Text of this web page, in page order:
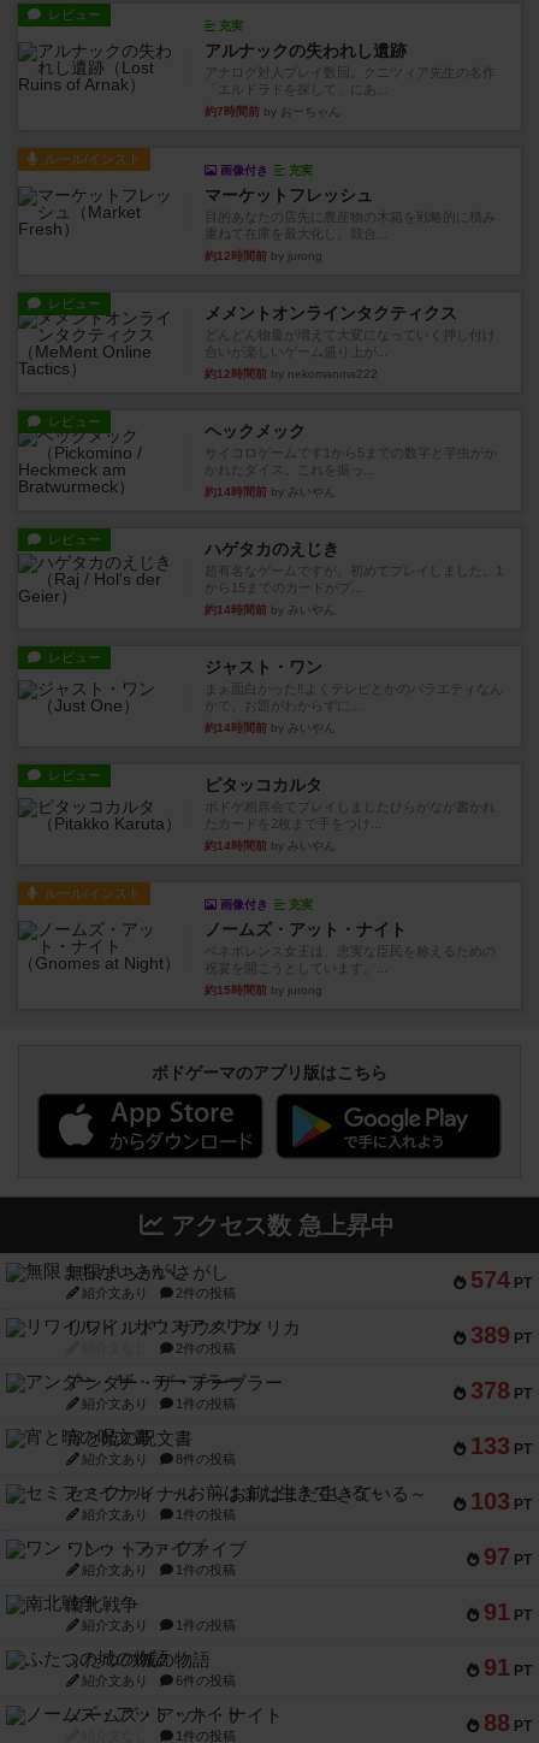
レビュー
充実
アルナックの失われし遺跡
アナログ対人プレイ数回。クニツィア先生の名作
「エルドラドを探して」にあ...
約7時間前 by おーちゃん
ルール/インスト
画像付き 充実
マーケットフレッシュ
目的あなたの店先に農産物の木箱を戦略的に積み
重ねて在庫を最大化し、競合...
約12時間前 by jurong
レビュー メメントオンラインタクティクス
どんどん物量が増えて大変になっていく押し付け
合いが楽しいゲーム盛り上が...
約12時間前 by nekomanma222
レビュー ヘックメック
サイコロゲームです1から5までの数字と芋虫がか
かれたダイス。これを振っ...
約14時間前 by みいやん
レビュー ハゲタカのえじき
超有名なゲームですが、初めてプレイしました。1
から15までのカードがプ...
約14時間前 by みいやん
レビュー ジャスト・ワン
まぁ面白かった‼️よくテレビとかのバラエティなん
かで、お題がわからずに...
約14時間前 by みいやん
レビュー ピタッコカルタ
ボドゲ相席会でプレイしましたひらがなが書かれ
たカードを2枚まで手をつけ...
約14時間前 by みいやん
ルール/インスト
画像付き 充実
ノームズ・アット・ナイト
ベネボレンス女王は、忠実な臣民を称えるための
祝宴を開こうとしています。...
約15時間前 by jurong
ボドゲーマのアプリ版はこちら
アクセス数 急上昇中
574 PT
無限まちがいさがし
紹介文あり 2件の投稿
389 PT
リワイルド：サウスアメリカ
2件の投稿
378 PT
アンダー・ザ・テーブラー
紹介文あり 1件の投稿
133 PT
宵と暁の呪文書
紹介文あり 8件の投稿
103 PT
セミファイナル ～お前はまだ生きている～
紹介文あり 1件の投稿
97 PT
ワン・トゥ・ファイブ
紹介文あり 1件の投稿
91 PT
南北戦争
紹介文あり 1件の投稿
91 PT
ふたつの城の物語
紹介文あり 6件の投稿
88 PT
ノームズ・アット・ナイト
1件の投稿